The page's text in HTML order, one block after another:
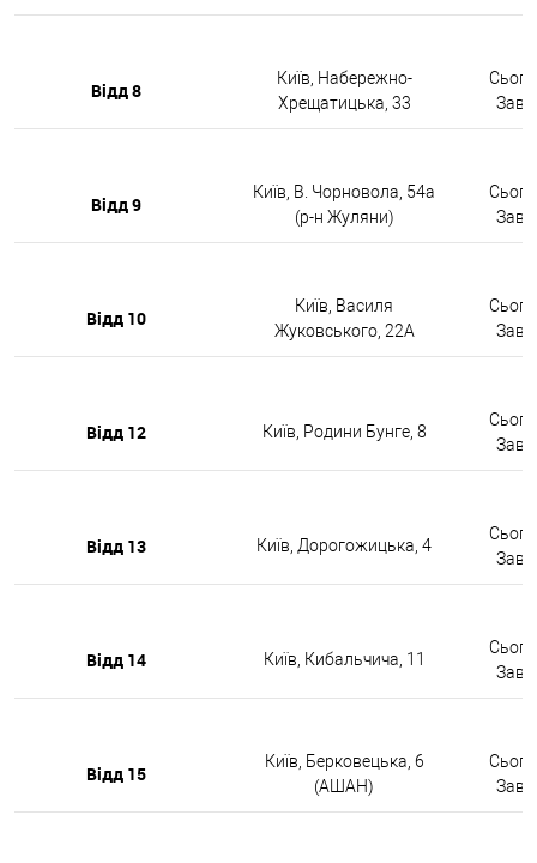
Відд 8
Київ, Набережно-
Хрещатицька, 33
Відд 9
Київ, В. Чорновола, 54а
(р-н Жуляни)
Відд 10
Київ, Василя
Жуковського, 22А
Відд 12 Київ, Родини Бунге, 8
Відд 13 Київ, Дорогожицька, 4
Відд 14 Київ, Кибальчича, 11
Відд 15
Київ, Берковецька, 6
(АШАН)